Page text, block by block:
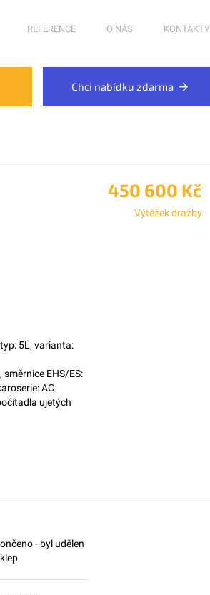
REFERENCE O NÁS KONTAKTY
Chci nabídku zdarma
450 600 Kč
Výtěžek dražby
5L, varianta:
EHS/ES:
AC
ujetých
- byl udělen